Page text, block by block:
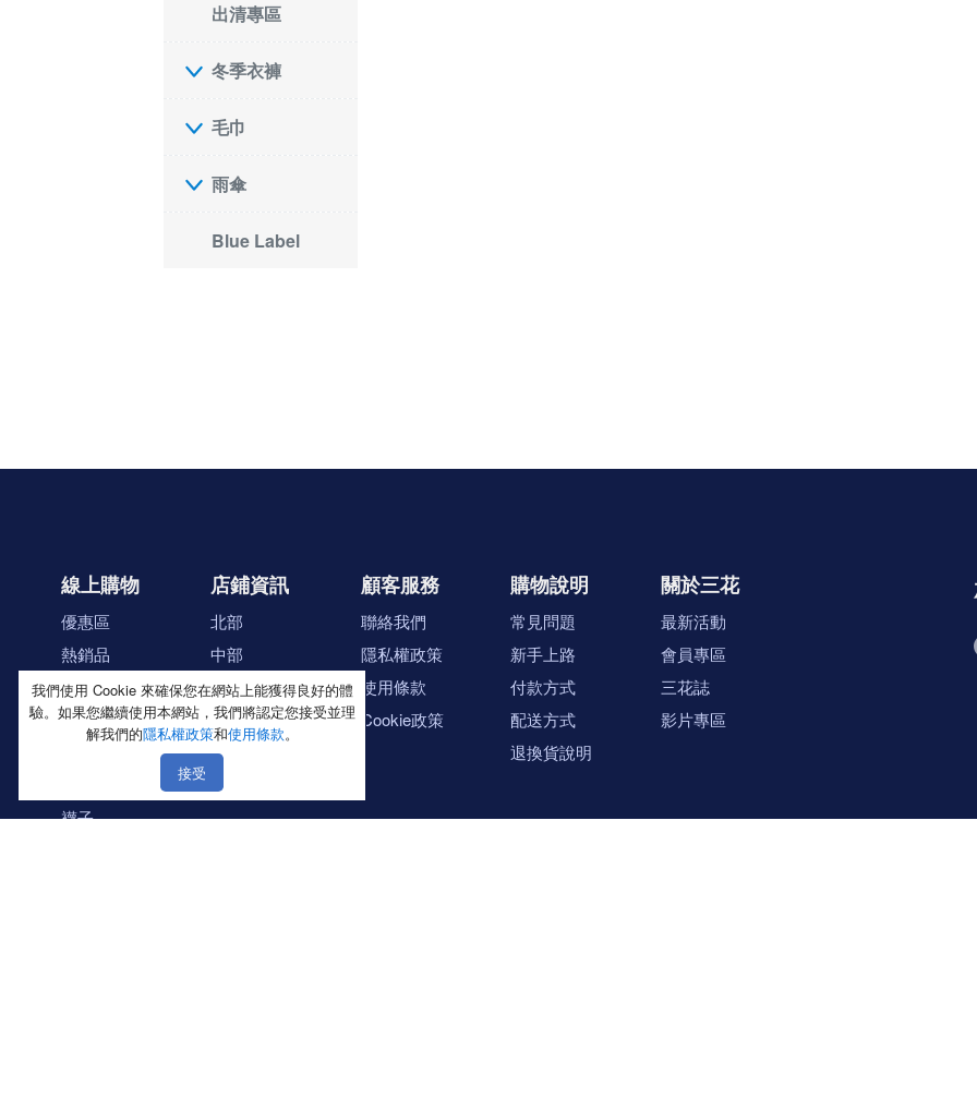
出清專區
冬季衣褲
毛巾
雨傘
Blue Label
線上購物
優惠區
熱銷品
新品上市區
內褲
襪子
店鋪資訊
北部
中部
南部
東部
顧客服務
聯絡我們
隱私權政策
使用條款
Cookie政策
購物說明
常見問題
新手上路
付款方式
配送方式
退換貨說明
關於三花
最新活動
會員專區
三花誌
影片專區
我們使用 Cookie 來確保您在網站上能獲得良好的體
驗。如果您繼續使用本網站，我們將認定您接受並理
解我們的隱私權政策和使用條款。
接受